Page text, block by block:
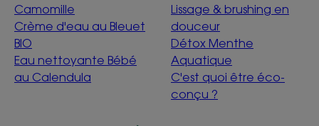
Camomille
Crème d'eau au Bleuet
BIO
Eau nettoyante Bébé
au Calendula
Lissage & brushing en
douceur
Détox Menthe
Aquatique
C'est quoi être éco-
conçu ?